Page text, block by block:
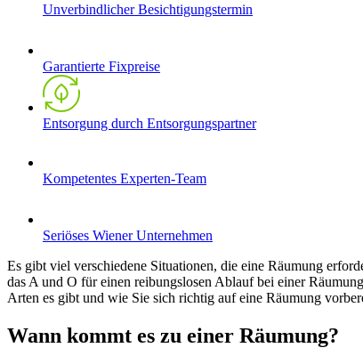
Unverbindlicher Besichtigungstermin
Garantierte Fixpreise
Entsorgung durch Entsorgungspartner
Kompetentes Experten-Team
Seriöses Wiener Unternehmen
Es gibt viel verschiedene Situationen, die eine Räumung
das A und O für einen reibungslosen Ablauf bei einer
Arten es gibt und wie Sie sich richtig auf eine Räumung
Wann kommt es zu einer Räumung?